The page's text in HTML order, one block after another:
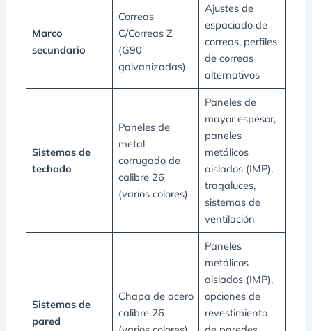
Marco
secundario
Correas
C/Correas Z
(G90
galvanizadas)
Ajustes de
espaciado de
correas, perfiles
de correas
alternativos
Sistemas de
techado
Paneles de
metal
corrugado de
calibre 26
(varios colores)
Paneles de
mayor espesor,
paneles
metálicos
aislados (IMP),
tragaluces,
sistemas de
ventilación
Sistemas de
pared
Chapa de acero
calibre 26
Paneles
metálicos
aislados (IMP),
opciones de
revestimiento